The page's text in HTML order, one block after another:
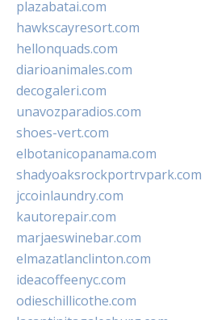
plazabatai.com
hawkscayresort.com
hellonquads.com
diarioanimales.com
decogaleri.com
unavozparadios.com
shoes-vert.com
elbotanicopanama.com
shadyoaksrockportrvpark.com
jccoinlaundry.com
kautorepair.com
marjaeswinebar.com
elmazatlanclinton.com
ideacoffeenyc.com
odieschillicothe.com